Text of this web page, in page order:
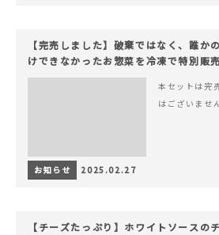
【完売しました】破棄ではなく、誰か
けできなかったお惣菜を冷凍で特別販売
本セットは完
はございませ
お知らせ 2025.02.27
【チーズたっぷり】ホワイトソースの